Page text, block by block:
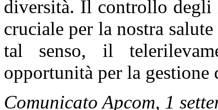
diversità. Il controllo
cruciale per la nostra
tal senso, il
opportunità per la gestione
Comunicato Apcom, 1